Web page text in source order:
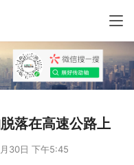
落在高速公路上
30日 下午5:45